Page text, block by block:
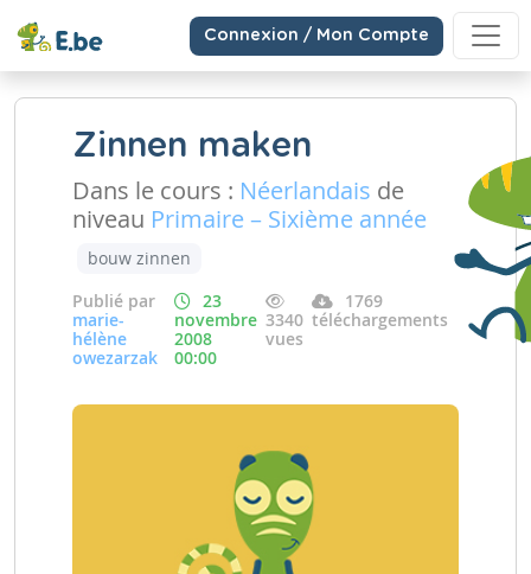
Connexion / Mon Compte
Zinnen maken
Dans le cours : Néerlandais de
niveau Primaire – Sixième année
bouw zinnen
Publié par
marie-
hélène
owezarzak
23
novembre
2008
00:00
3340
vues
1769
téléchargements